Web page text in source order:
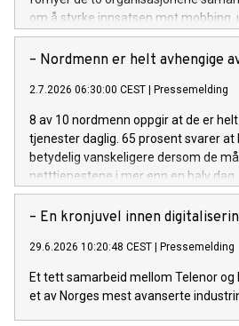
om å styrke innsatsen mot mobbing,
psykiske utfordringer i en hverdag
– Nordmenn er helt avhengige
2.7.2026 06:30:00 CEST Pressemelding
8 av 10 nordmenn oppgir at de er
tjenester daglig. 65 prosent svarer at
betydelig vanskeligere dersom de
netttjenestene i mer enn en halv dag.
– En kronjuvel innen
29.6.2026 10:20:48 CEST Pressemelding
Et tett samarbeid mellom Telenor og
et av Norges mest avanserte